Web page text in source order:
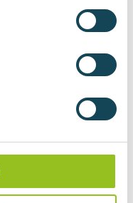
kan det være
før prosessen.
av prosessen